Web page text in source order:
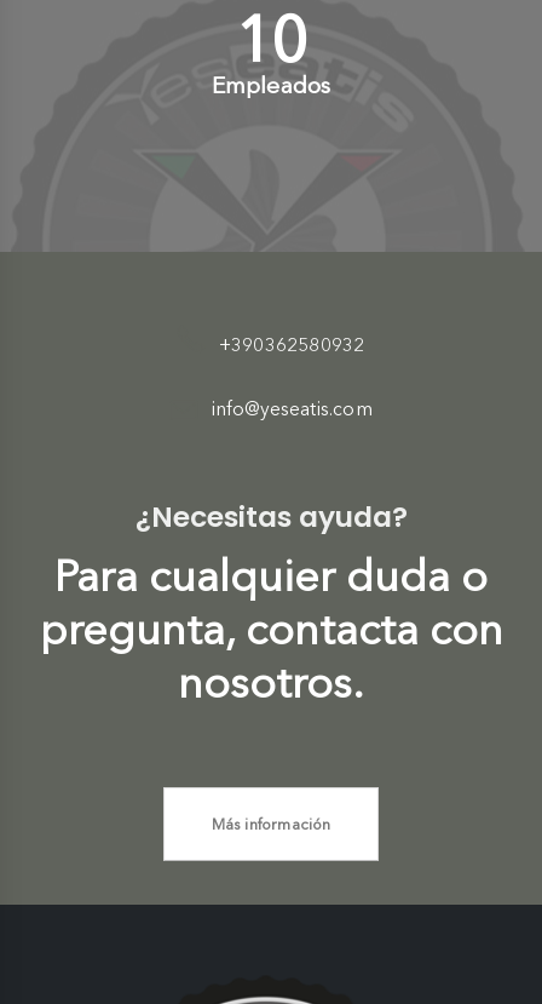
10+
Empleados
+390362580932
info@yeseatis.com
¿Necesitas ayuda?
Para cualquier duda o
pregunta, contacta con
nosotros.
Más información